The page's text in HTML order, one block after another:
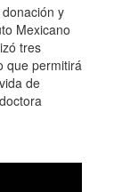
y
Mexicano
tres
que permitirá
de